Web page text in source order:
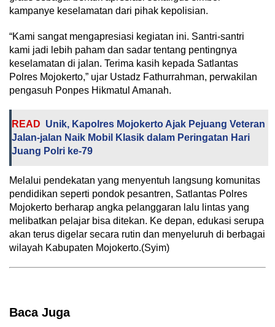
kampanye keselamatan dari pihak kepolisian.
“Kami sangat mengapresiasi kegiatan ini. Santri-santri
kami jadi lebih paham dan sadar tentang pentingnya
keselamatan di jalan. Terima kasih kepada Satlantas
Polres Mojokerto,” ujar Ustadz Fathurrahman, perwakilan
pengasuh Ponpes Hikmatul Amanah.
READ Unik, Kapolres Mojokerto Ajak Pejuang Veteran
Jalan-jalan Naik Mobil Klasik dalam Peringatan Hari
Juang Polri ke-79
Melalui pendekatan yang menyentuh langsung komunitas
pendidikan seperti pondok pesantren, Satlantas Polres
Mojokerto berharap angka pelanggaran lalu lintas yang
melibatkan pelajar bisa ditekan. Ke depan, edukasi serupa
akan terus digelar secara rutin dan menyeluruh di berbagai
wilayah Kabupaten Mojokerto.(Syim)
Baca Juga